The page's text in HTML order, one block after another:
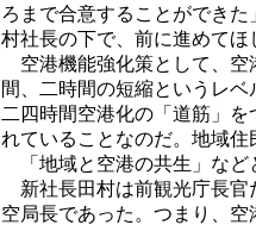
ろまで合意することができ
村社長の下で、前に進めてほ
空港機能強化策として、空
間、二時間の短縮というレ
二四時間空港化の「道筋」
れていることなのだ。地域
「地域と空港の共生」など
新社長田村は前観光庁長官
空局長であった。つまり、